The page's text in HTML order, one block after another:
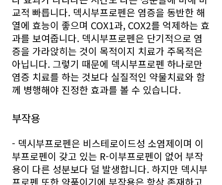
교적 빠릅니다. 덱시부프로펜은 염증을 동반한 해
열에 효능이 좋으며 COX1과, COX2를 억제하는 효
과를 보여줍니다. 덱시부프로펜은 단기적으로 염
증을 가라앉히는 것이 목적이지 치료가 주목적은
아닙니다. 그렇기 때문에 덱시부프로펜 하나로만
염증 치료를 하는 것보다 실질적인 약물치료와 함
께 병행해야 진정한 효과를 볼 수 있습니다.
부작용
- 덱시부프로펜은 비스테로이드성 소염제이며 이
부프로펜이 갖고 있는 R-이부프로펜이 없어 부작
용이 다른 성분보다 덜 발생합니다. 하지만 덱시부
프로펜 또한 약품이기에 부작용은 항상 존재하고